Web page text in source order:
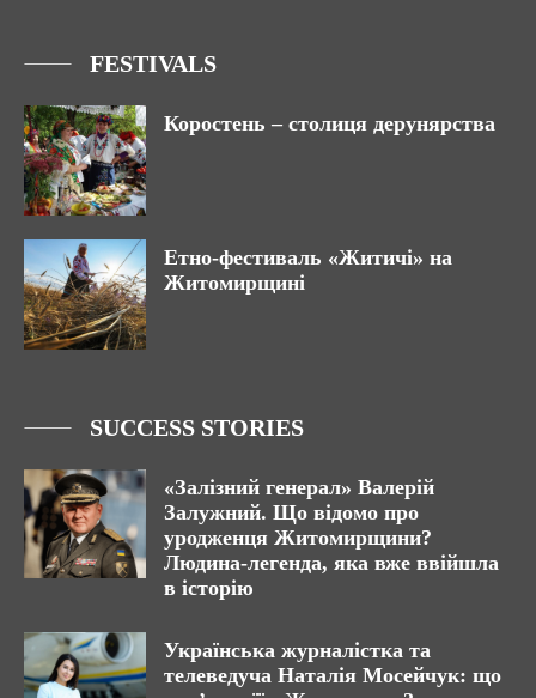
FESTIVALS
Коростень – столиця дерунярства
Етно-фестиваль «Житичі» на
Житомирщині
SUCCESS STORIES
«Залізний генерал» Валерій
Залужний. Що відомо про
уродженця Житомирщини?
Людина-легенда, яка вже ввійшла
в історію
Українська журналістка та
телеведуча Наталія Мосейчук: що